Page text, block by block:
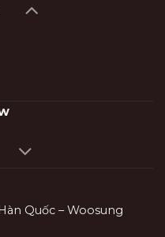
Quốc – Woosung